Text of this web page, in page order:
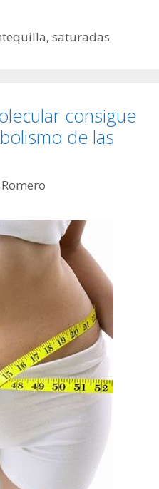
,saturadas
consigue
de las